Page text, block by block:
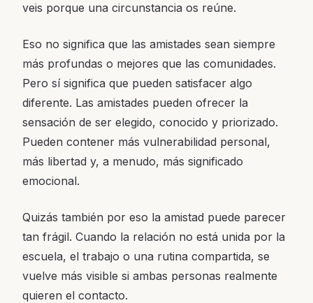
veis porque una circunstancia os reúne.
Eso no significa que las amistades sean siempre
más profundas o mejores que las comunidades.
Pero sí significa que pueden satisfacer algo
diferente. Las amistades pueden ofrecer la
sensación de ser elegido, conocido y priorizado.
Pueden contener más vulnerabilidad personal,
más libertad y, a menudo, más significado
emocional.
Quizás también por eso la amistad puede parecer
tan frágil. Cuando la relación no está unida por la
escuela, el trabajo o una rutina compartida, se
vuelve más visible si ambas personas realmente
quieren el contacto.